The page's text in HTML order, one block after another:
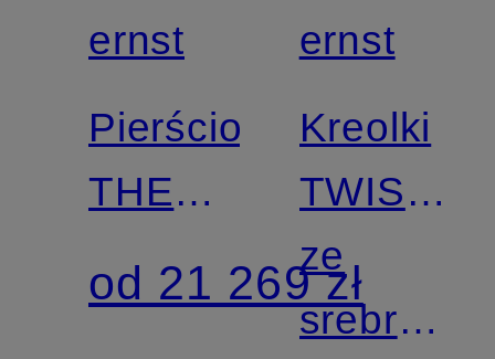
ernst
Pierścionek
THE
ONE
z 18-
od 21 269 zł
ernst
Kreolki
TWIST
IT
ze
srebra